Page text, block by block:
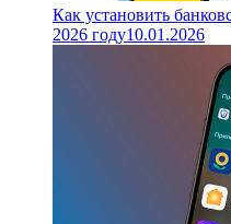
Как установить
2026 году10.01.2026